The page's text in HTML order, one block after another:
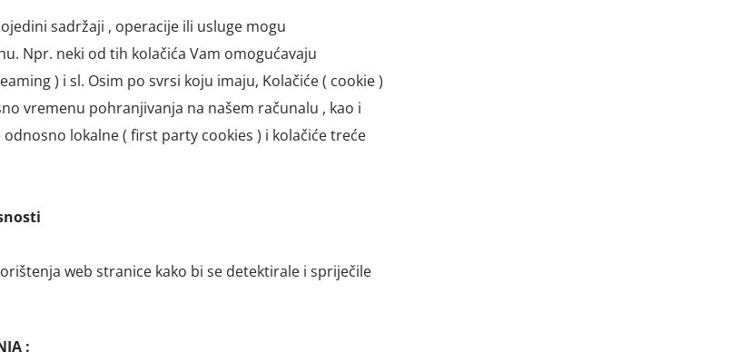
sadržaji , operacije ili usluge mogu
Npr. neki od tih kolačića Vam omogućavaju
) i sl. Osim po svrsi koju imaju, Kolačiće ( cookie )
vremenu pohranjivanja na našem računalu , kao i
lokalne ( first party cookies ) i kolačiće treće
web stranice kako bi se detektirale i spriječile
: